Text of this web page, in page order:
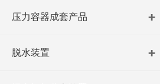
压力容器成套产品
脱水装置